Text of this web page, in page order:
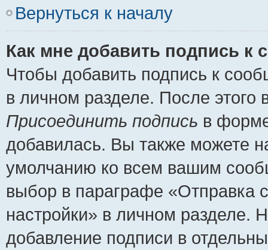
Вернуться к началу
Как мне добавить подпись к
Чтобы добавить подпись к
в личном разделе. После
Присоединить подпись в
добавилась. Вы также можете
умолчанию ко всем вашим
выбор в параграфе «Отправка
настройки» в личном разделе.
добавление подписи в